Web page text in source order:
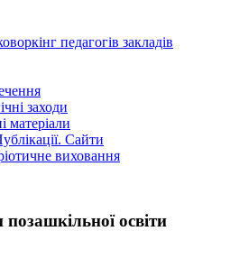
педагогів закладів
заходи
матеріали
Сайти
виховання
освіти